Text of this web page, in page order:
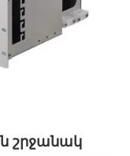
շրջանակ